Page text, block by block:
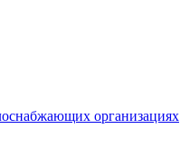
организациях